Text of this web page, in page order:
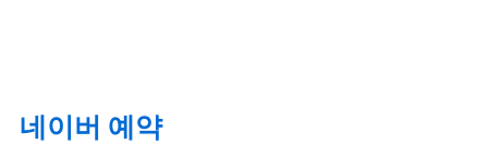
네이버 예약